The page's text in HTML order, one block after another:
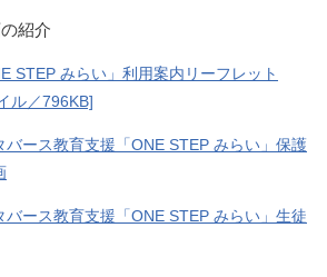
紹介
STEP みらい」利用案内リーフレット
ル／796KB]
バース教育支援「ONE STEP みらい」保護
バース教育支援「ONE STEP みらい」生徒